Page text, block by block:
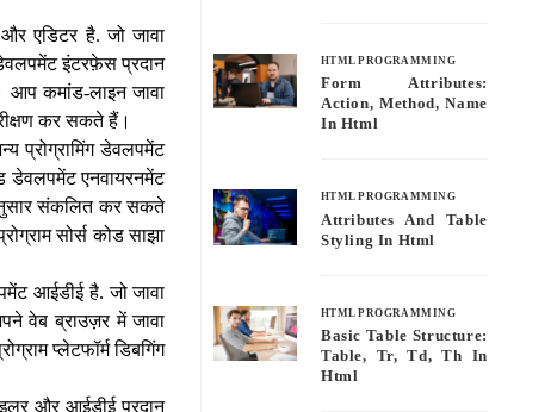
एडिटर है. जो जावा
इंटरफ़ेस प्रदान
आप कमांड-लाइन जावा
कर सकते हैं।
प्रोग्रामिंग डेवलपमेंट
डेवलपमेंट एनवायरनमेंट
संकलित कर सकते
सोर्स कोड साझा
आईडीई है. जो जावा
वेब ब्राउज़र में जावा
प्लेटफॉर्म डिबगिंग
और आईडीई प्रदान
HTML PROGRAMMING
Form Attributes:
Action, Method, Name
In Html
HTML PROGRAMMING
Attributes And Table
Styling In Html
HTML PROGRAMMING
Basic Table Structure:
Table, Tr, Td, Th In
Html